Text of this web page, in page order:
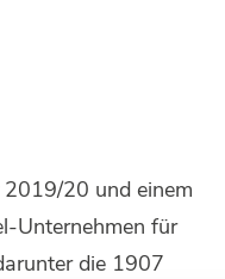
20 und einem
Unternehmen für
die 1907